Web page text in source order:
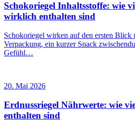
Schokoriegel Inhaltsstoffe: wie
wirklich enthalten sind
Schokoriegel wirken auf den ersten Blick
Verpackung, ein kurzer Snack
Gefühl…
20. Mai 2026
Erdnussriegel Nährwerte: wie
enthalten sind